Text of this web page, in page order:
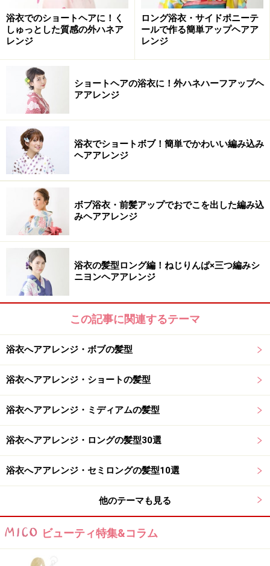
4ブロックに分ける
1.全体をサイド、バックで4ブロックに分けてから、編み
はじめます。
バックの三つ編みを折りたたんで固定
2.まず両サイドの髪を編み込みに。バックの髪は三つ編
みにします。編み終わりは、ゴムで結んでおきましょ
う。結び目が見えないように、三つ編みのゴムの部分を
折りたたんでピンで固定。
両サイドの編み目を広げる
3. 両サイドの編み込みを広げて、ナチュラルな仕上がり
4. 両サイドの編み込みも結んだゴムが見えないように折
りたたんで、ピンで留めたら完成。
上手く仕上げるポイント
襟足の髪は毛先ギリギリまでみつあみをすると、編んで
いる部分が多く見えて、手の込んだアレンジ見えます。
簡単だけど手の込んだ印象に！
浴衣でのショートヘアに！く
しゅっとした質感の外ハネア
レンジ
ロング浴衣・サイドポニーテ
ールで作る簡単アップヘアア
レンジ
ショートヘアの浴衣に！外ハネハーフアップヘ
アアレンジ
浴衣でショートボブ！簡単でかわいい編み込み
ヘアアレンジ
ボブ浴衣・前髪アップでおでこを出した編み込
みヘアアレンジ
浴衣の髪型ロング編！ねじりんぱ×三つ編みシ
ニヨンヘアアレンジ
この記事に関連するテーマ
浴衣へアアレンジ・ボブの髪型
浴衣へアアレンジ・ショートの髪型
浴衣ヘアアレンジ・ミディアムの髪型
浴衣へアアレンジ・ロングの髪型30選
浴衣へアアレンジ・セミロングの髪型10選
他のテーマも見る
ビューティ特集&コラム